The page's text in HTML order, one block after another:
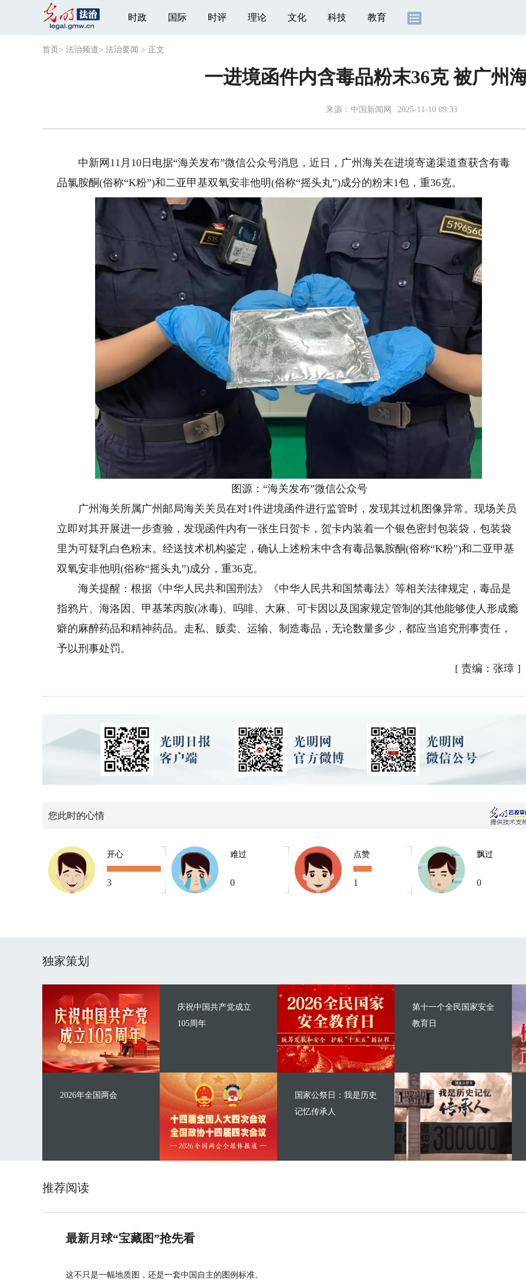
时政 国际 时评 理论 文化 科技 教育
首页 > 法治频道> 法治要闻 > 正文
一进境函件内含毒品粉末36克 被广州
来源： 中国新闻网 2025-11-10 09:33
中新网11月10日电据“海关发布”微信公众号消息，近日，广州海关在进境寄递渠道查获含有毒
品氯胺酮(俗称“K粉”)和二亚甲基双氧安非他明(俗称“摇头丸”)成分的粉末1包，重36克。
图源：“海关发布”微信公众号
广州海关所属广州邮局海关关员在对1件进境函件进行监管时，发现其过机图像异常。现场关员
立即对其开展进一步查验，发现函件内有一张生日贺卡，贺卡内装着一个银色密封包装袋，包装袋
里为可疑乳白色粉末。经送技术机构鉴定，确认上述粉末中含有毒品氯胺酮(俗称“K粉”)和二亚甲基
双氧安非他明(俗称“摇头丸”)成分，重36克。
海关提醒：根据《中华人民共和国刑法》《中华人民共和国禁毒法》等相关法律规定，毒品是
指鸦片、海洛因、甲基苯丙胺(冰毒)、吗啡、大麻、可卡因以及国家规定管制的其他能够使人形成瘾
癖的麻醉药品和精神药品。走私、贩卖、运输、制造毒品，无论数量多少，都应当追究刑事责任，
予以刑事处罚。
[ 责编：张璋 ]
您此时的心情
开心
3
难过
0
点赞
1
飘过
0
独家策划
庆祝中国共产党成立
105周年
2026年全国两会
第十一个全民国家安全
教育日
国家公祭日：我是历史
记忆传承人
推荐阅读
最新月球“宝藏图”抢先看
这不只是一幅地质图，还是一套中国自主的图例标准。